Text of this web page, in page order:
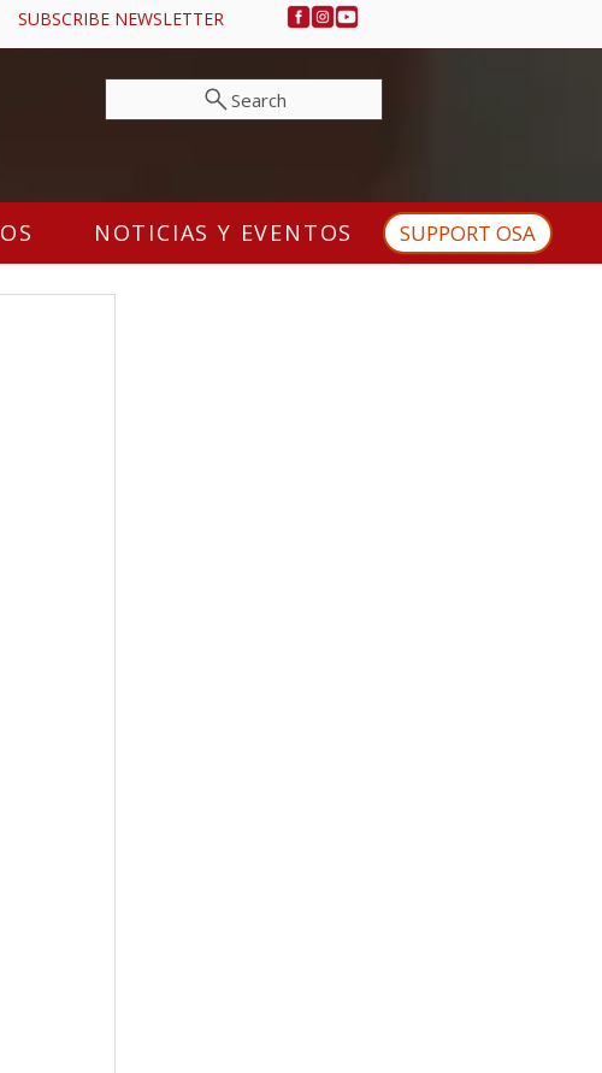
SUBSCRIBE NEWSLETTER
Search
NOTICIAS Y EVENTOS SUPPORT OSA